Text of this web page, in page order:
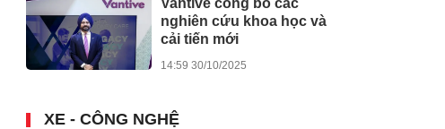
Vantive công bố các
nghiên cứu khoa học và
cải tiến mới
14:59 30/10/2025
XE - CÔNG NGHỆ